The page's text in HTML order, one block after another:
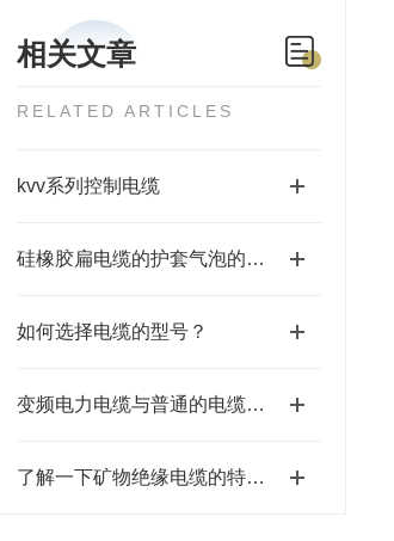
相关文章
RELATED ARTICLES
kvv系列控制电缆
硅橡胶扁电缆的护套气泡的原因可能有哪些呢
如何选择电缆的型号？
变频电力电缆与普通的电缆有什么区别你知道么
了解一下矿物绝缘电缆的特点那有哪些吧